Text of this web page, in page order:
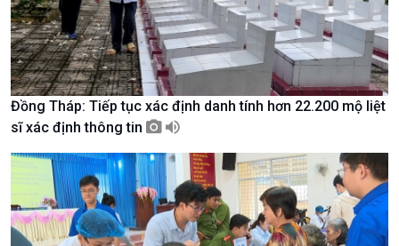
Thời sự 21h30
Bản tin
Chuyên mục
Theo dòng Thời sự
Đồng Tháp: Tiếp tục xác định danh tính hơn 22.200 mộ liệt
sĩ xác định thông tin